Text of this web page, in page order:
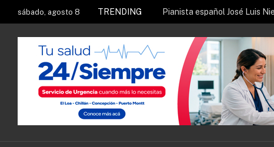
sábado, agosto 8 TRENDING